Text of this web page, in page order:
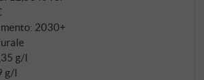
di riposo in bottiglia.
2030+
g/l
g/l